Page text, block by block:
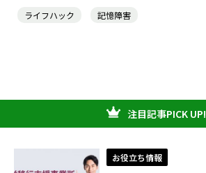
ライフハック 記憶障害
注目記事PICK UP!
お役立ち情報
就労移行支援サービス
お問い合わせ
メニューを閉じる